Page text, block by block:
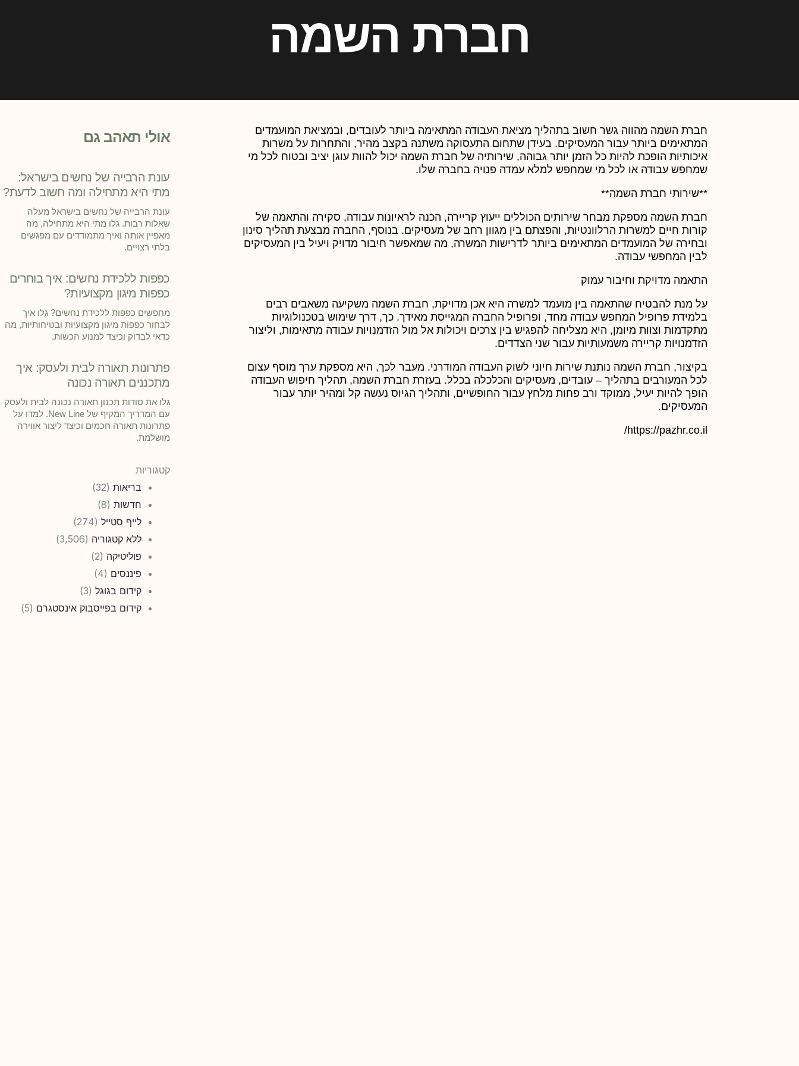
חברת השמה
חברת השמה מהווה גשר חשוב בתהליך מציאת העבודה המתאימה ביותר לעובדים, ובמציאת המועמדים
המתאימים ביותר עבור המעסיקים. בעידן שתחום התעסוקה משתנה בקצב מהיר, והתחרות על משרות
איכותיות הופכת להיות כל הזמן יותר גבוהה, שירותיה של חברת השמה יכול להוות עוגן יציב ובטוח לכל מי
שמחפש עבודה או לכל מי שמחפש למלא עמדה פנויה בחברה שלו.
**שירותי חברת השמה**
חברת השמה מספקת מבחר שירותים הכוללים ייעוץ קריירה, הכנה לראיונות עבודה, סקירה והתאמה של
קורות חיים למשרות הרלוונטיות, והפצתם בין מגוון רחב של מעסיקים. בנוסף, החברה מבצעת תהליך סינון
ובחירה של המועמדים המתאימים ביותר לדרישות המשרה, מה שמאפשר חיבור מדויק ויעיל בין המעסיקים
לבין המחפשי עבודה.
התאמה מדויקת וחיבור עמוק
על מנת להבטיח שהתאמה בין מועמד למשרה היא אכן מדויקת, חברת השמה משקיעה משאבים רבים
בלמידת פרופיל המחפש עבודה מחד, ופרופיל החברה המגייסת מאידך. כך, דרך שימוש בטכנולוגיות
מתקדמות וצוות מיומן, היא מצליחה להפגיש בין צרכים ויכולות אל מול הזדמנויות עבודה מתאימות, וליצור
הזדמנויות קריירה משמעותיות עבור שני הצדדים.
בקיצור, חברת השמה נותנת שירות חיוני לשוק העבודה המודרני. מעבר לכך, היא מספקת ערך מוסף עצום
לכל המעורבים בתהליך – עובדים, מעסיקים והכלכלה בכלל. בעזרת חברת השמה, תהליך חיפוש העבודה
הופך להיות יעיל, ממוקד ורב פחות מלחץ עבור החופשיים, ותהליך הגיוס נעשה קל ומהיר יותר עבור
המעסיקים.
https://pazhr.co.il/
אולי תאהב גם
עונת הרבייה של נחשים בישראל:
מתי היא מתחילה ומה חשוב לדעת?
עונת הרבייה של נחשים בישראל מעלה
שאלות רבות. גלו מתי היא מתחילה, מה
מאפיין אותה ואיך מתמודדים עם מפגשים
בלתי רצויים.
כפפות ללכידת נחשים: איך בוחרים
כפפות מיגון מקצועיות?
מחפשים כפפות ללכידת נחשים? גלו איך
לבחור כפפות מיגון מקצועיות ובטיחותיות, מה
כדאי לבדוק וכיצד למנוע הכשות.
פתרונות תאורה לבית ולעסק: איך
מתכננים תאורה נכונה
גלו את סודות תכנון תאורה נכונה לבית ולעסק
עם המדריך המקיף של New Line. למדו על
פתרונות תאורה חכמים וכיצד ליצור אווירה
מושלמת.
קטגוריות
בריאות (32)
חדשות (8)
לייף סטייל (274)
ללא קטגוריה (3,506)
פוליטיקה (2)
פיננסים (4)
קידום בגוגל (3)
קידום בפייסבוק אינסטגרם (5)